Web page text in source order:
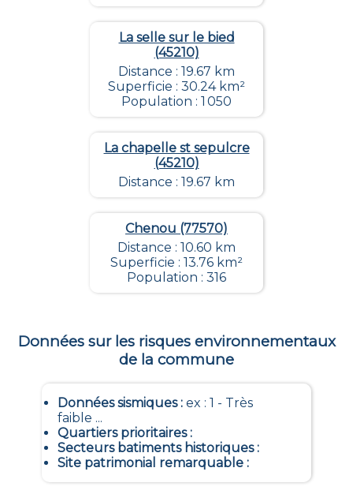
La selle sur le bied
(45210)
Distance : 19.67 km
Superficie : 30.24 km²
Population : 1 050
La chapelle st sepulcre
(45210)
Distance : 19.67 km
Chenou (77570)
Distance : 10.60 km
Superficie : 13.76 km²
Population : 316
Données sur les risques environnementaux
de la commune
Données sismiques: ex : 1 - Très
faible ...
Quartiers prioritaires:
Secteurs batiments historiques:
Site patrimonial remarquable: